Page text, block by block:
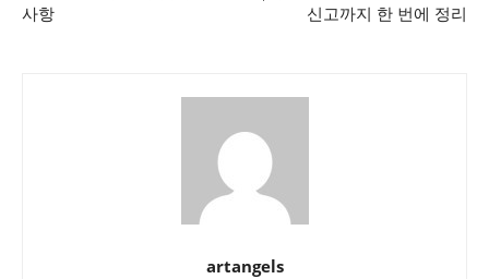
사항
신고까지 한 번에 정리
artangels